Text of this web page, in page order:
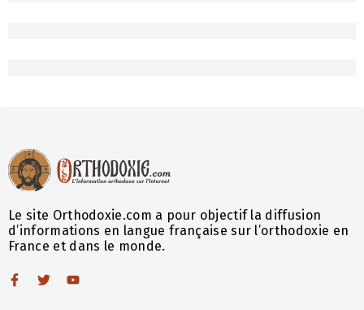
Le site Orthodoxie.com a pour objectif la diffusion
d’informations en langue française sur l’orthodoxie en
France et dans le monde.